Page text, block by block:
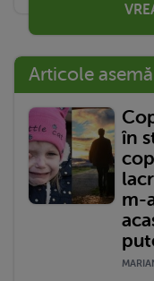
Articole
în
m-